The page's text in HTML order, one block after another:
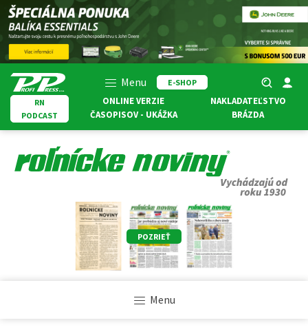
Menu
E-SHOP
RN
PODCAST
ONLINE VERZIE
ČASOPISOV - UKÁŽKA
NAKLADATEĽSTVO
BRÁZDA
POZRIEŤ
Menu